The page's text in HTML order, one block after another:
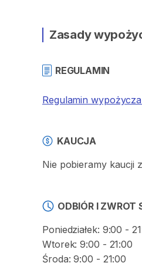
Zasady
REGULAMIN
Regulamin
KAUCJA
Nie pobieramy kaucji
ODBIÓR I ZWROT
Poniedziałek: 9:00 -
Wtorek: 9:00 - 21:00
Środa: 9:00 - 21:00